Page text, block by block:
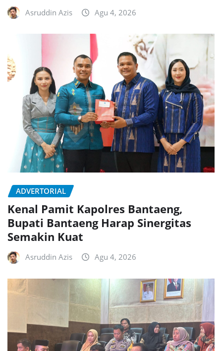
Asruddin Azis Agu 4, 2026
ADVERTORIAL
Kenal Pamit Kapolres Bantaeng,
Bupati Bantaeng Harap Sinergitas
Semakin Kuat
Asruddin Azis Agu 4, 2026